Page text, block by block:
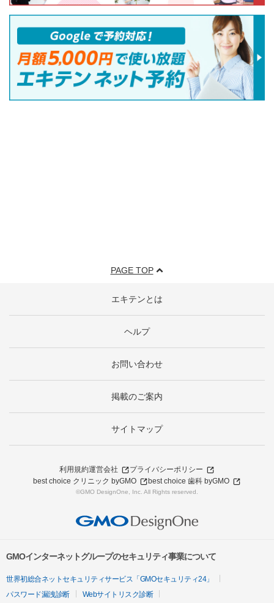
PAGE TOP
エキテンとは
ヘルプ
お問い合わせ
掲載のご案内
サイトマップ
利用規約運営会社
プライバシーポリシー
best choice クリニック byGMO
best choice 歯科 byGMO
©GMO DesignOne, Inc. All Rights reserved.
GMOインターネットグループのセキュリティ事業について
世界初総合ネットセキュリティサービス「GMOセキュリティ24」
パスワード漏洩診断
Webサイトリスク診断